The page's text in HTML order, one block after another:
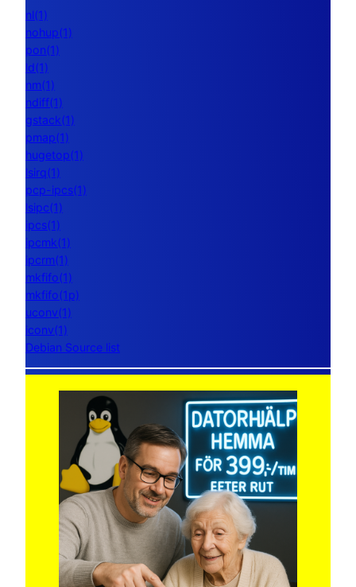
nl(1)
nohup(1)
pon(1)
ld(1)
nm(1)
ndiff(1)
gstack(1)
pmap(1)
hugetop(1)
lsirq(1)
pcp-ipcs(1)
lsipc(1)
ipcs(1)
ipcmk(1)
ipcrm(1)
mkfifo(1)
mkfifo(1p)
uconv(1)
iconv(1)
Debian Source list